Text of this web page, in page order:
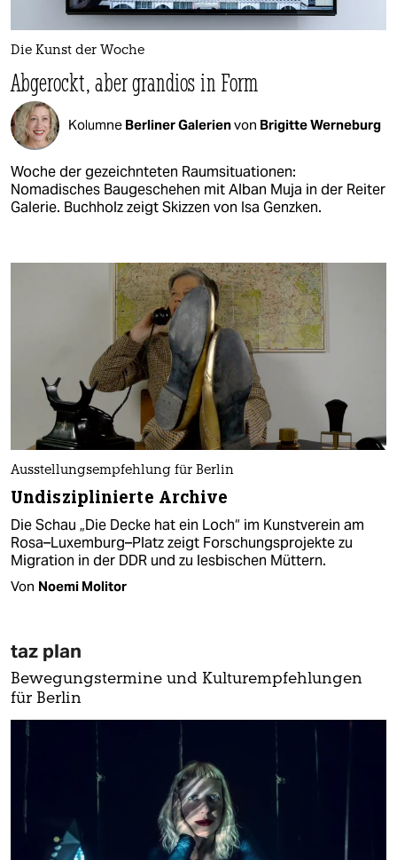
Die Kunst der Woche
Abgerockt, aber grandios in Form
Kolumne Berliner Galerienvon Brigitte Werneburg
Woche der gezeichnteten Raumsituationen:
Nomadisches Baugeschehen mit Alban Muja in der Reiter
Galerie. Buchholz zeigt Skizzen von Isa Genzken.
Ausstellungsempfehlung für Berlin
Undisziplinierte Archive
Die Schau „Die Decke hat ein Loch“ im Kunstverein am
Rosa–Luxemburg–Platz zeigt Forschungsprojekte zu
Migration in der DDR und zu lesbischen Müttern.
Von Noemi Molitor
taz plan
Bewegungstermine und Kulturempfehlungen
für Berlin